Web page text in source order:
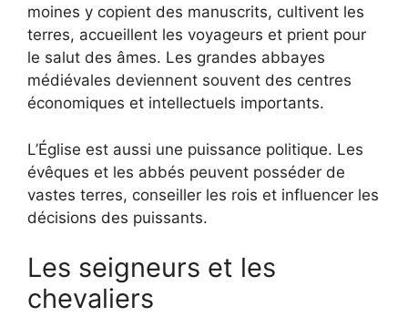
moines y copient des manuscrits, cultivent les
terres, accueillent les voyageurs et prient pour
le salut des âmes. Les grandes abbayes
médiévales deviennent souvent des centres
économiques et intellectuels importants.
L’Église est aussi une puissance politique. Les
évêques et les abbés peuvent posséder de
vastes terres, conseiller les rois et influencer les
décisions des puissants.
Les seigneurs et les
chevaliers